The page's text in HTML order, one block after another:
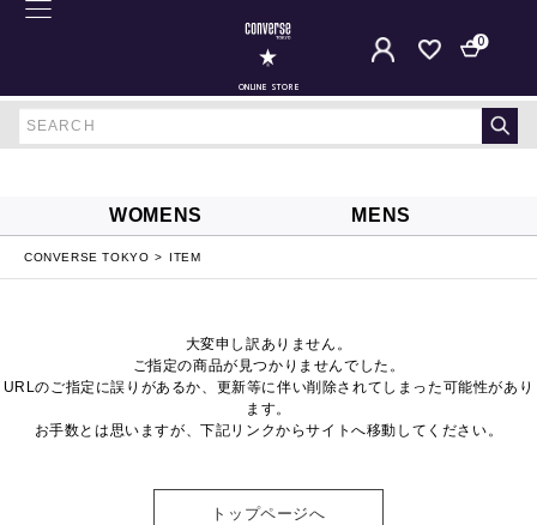
ONLINE STORE
0
WOMENS MENS
CONVERSE TOKYO ITEM
大変申し訳ありません。
ご指定の商品が見つかりませんでした。
URLのご指定に誤りがあるか、更新等に伴い削除されてしまった可能性があり
ます。
お手数とは思いますが、下記リンクからサイトへ移動してください。
トップページへ